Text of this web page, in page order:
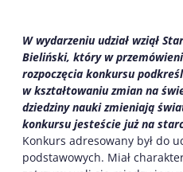
W wydarzeniu udział wziął
Bieliński, który w
rozpoczęcia konkursu
w kształtowaniu zmian na
dziedziny nauki zmieniają
konkursu jesteście już na
Konkurs adresowany był do
podstawowych. Miał